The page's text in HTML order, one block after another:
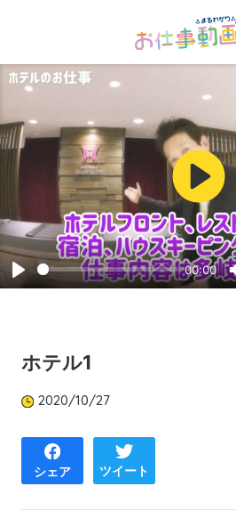
Play
00:00
Play
ホテル1
2020/10/27
シェア ツイート